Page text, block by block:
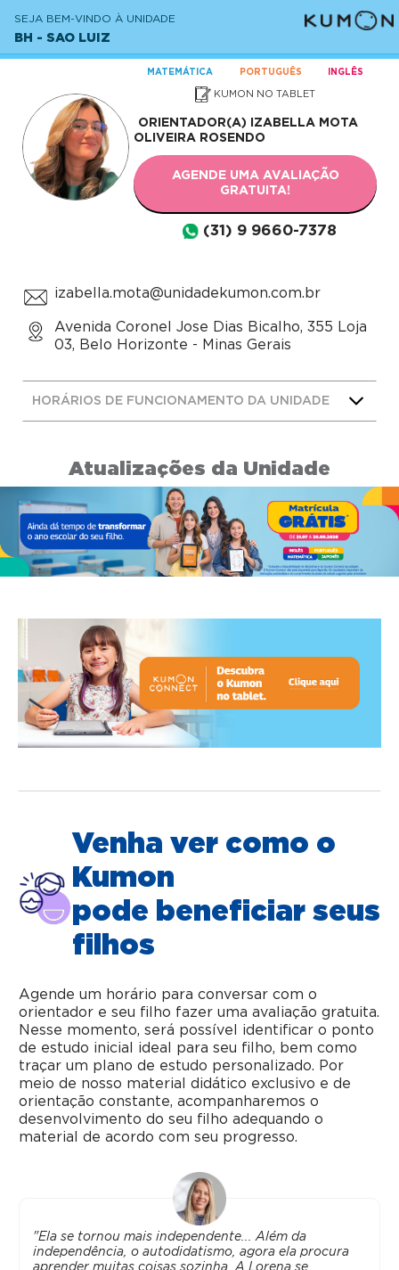
SEJA BEM-VINDO À UNIDADE
BH - SAO LUIZ
MATEMÁTICA PORTUGUÊS INGLÊS
KUMON NO TABLET
ORIENTADOR(A)
IZABELLA MOTA
OLIVEIRA ROSENDO
AGENDE UMA AVALIAÇÃO
GRATUITA!
(31) 9 9660-7378
izabella.mota@unidadekumon.com.br
Avenida Coronel Jose Dias Bicalho, 355 Loja
03, Belo Horizonte - Minas Gerais
HORÁRIOS DE FUNCIONAMENTO DA UNIDADE
Atualizações da Unidade
Venha ver como o
Kumon
pode beneficiar seus
filhos
Agende um horário para conversar com o
orientador e seu filho fazer uma avaliação gratuita.
Nesse momento, será possível identificar o ponto
de estudo inicial ideal para seu filho, bem como
traçar um plano de estudo personalizado. Por
meio de nosso material didático exclusivo e de
orientação constante, acompanharemos o
desenvolvimento do seu filho adequando o
material de acordo com seu progresso.
"Ela se tornou mais independente... Além da
independência, o autodidatismo, agora ela procura